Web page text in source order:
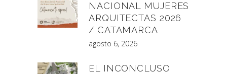
NACIONAL MUJERES
ARQUITECTAS 2026
/ CATAMARCA
agosto 6, 2026
EL INCONCLUSO